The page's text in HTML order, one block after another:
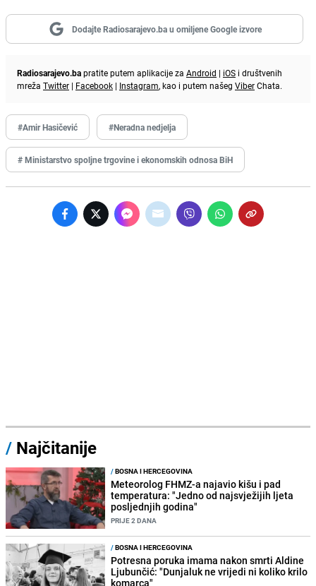
Dodajte Radiosarajevo.ba u omiljene Google izvore
Radiosarajevo.bapratite putem aplikacije za Android | iOS i društvenih
mreža Twitter | Facebook | Instagram, kao i putem našeg ViberChata.
#Amir Hasičević #Neradna nedjelja
# Ministarstvo spoljne trgovine i ekonomskih odnosa BiH
/ Najčitanije
/BOSNA I HERCEGOVINA
Meteorolog FHMZ-a najavio kišu i pad
temperatura: "Jedno od najsvježijih ljeta
posljednjih godina"
PRIJE 2 DANA
/BOSNA I HERCEGOVINA
Potresna poruka imama nakon smrti Aldine
Ljubunčić: "Dunjaluk ne vrijedi ni koliko krilo
komarca"